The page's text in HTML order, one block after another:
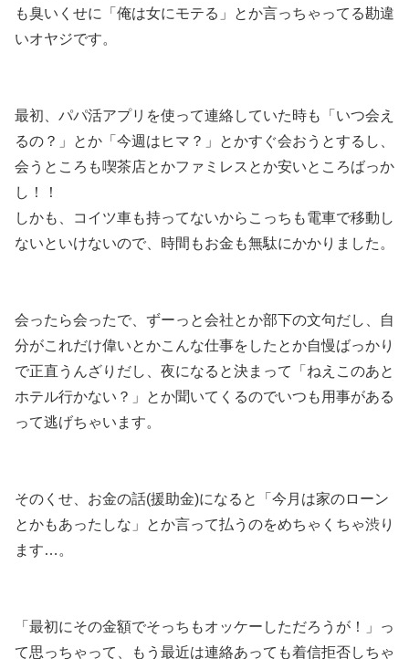
も臭いくせに「俺は女にモテる」とか言っちゃってる勘違
いオヤジです。
最初、パパ活アプリを使って連絡していた時も「いつ会え
るの？」とか「今週はヒマ？」とかすぐ会おうとするし、
会うところも喫茶店とかファミレスとか安いところばっか
し！！
しかも、コイツ車も持ってないからこっちも電車で移動し
ないといけないので、時間もお金も無駄にかかりました。
会ったら会ったで、ずーっと会社とか部下の文句だし、自
分がこれだけ偉いとかこんな仕事をしたとか自慢ばっかり
で正直うんざりだし、夜になると決まって「ねえこのあと
ホテル行かない？」とか聞いてくるのでいつも用事がある
って逃げちゃいます。
そのくせ、お金の話(援助金)になると「今月は家のローン
とかもあったしな」とか言って払うのをめちゃくちゃ渋り
ます…。
「最初にその金額でそっちもオッケーしただろうが！」っ
て思っちゃって、もう最近は連絡あっても着信拒否しちゃ